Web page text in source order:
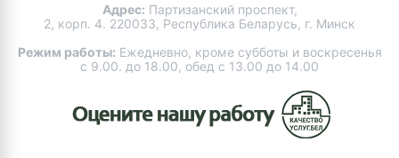
Адрес: Партизанский проспект,
2, корп. 4. 220033, Республика Беларусь, г. Минск
Режим работы: Ежедневно, кроме субботы и воскресенья
с 9.00. до 18.00, обед с 13.00 до 14.00